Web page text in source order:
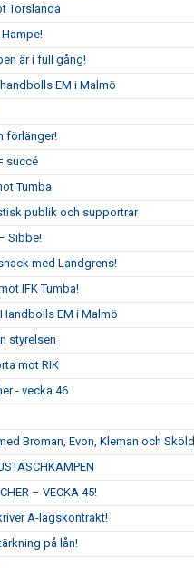
Torslanda
är i full gång!
EM i Malmö
förlänger!
succé
Tumba
publik och supportrar
Sibbe!
med Landgrens!
IFK Tumba!
EM i Malmö
styrelsen
mot RIK
- vecka 46
Broman, Evon, Kleman och Sköld
– VECKA 45!
A-lagskontrakt!
på lån!